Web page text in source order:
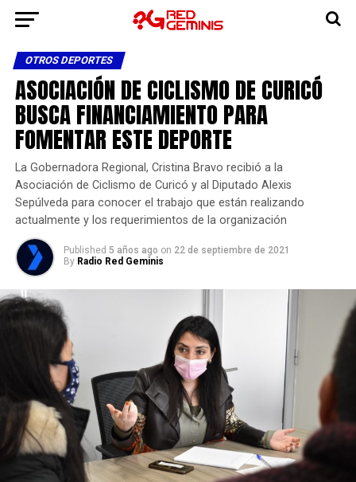
OTROS DEPORTES
ASOCIACIÓN DE CICLISMO DE CURICÓ
BUSCA FINANCIAMIENTO PARA
FOMENTAR ESTE DEPORTE
La Gobernadora Regional, Cristina Bravo recibió a la
Asociación de Ciclismo de Curicó y al Diputado Alexis
Sepúlveda para conocer el trabajo que están realizando
actualmente y los requerimientos de la organización
Published 5 años ago on 22 de septiembre de 2021
By Radio Red Geminis